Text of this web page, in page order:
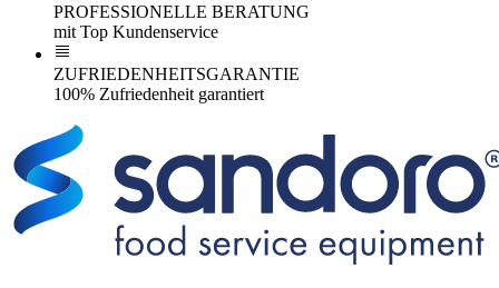
PROFESSIONELLE BERATUNG
mit Top Kundenservice
ZUFRIEDENHEITSGARANTIE
100% Zufriedenheit garantiert